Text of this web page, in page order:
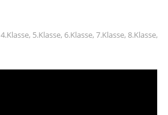
4.Klasse, 5.Klasse, 6.Klasse, 7.Klasse, 8.Klasse,